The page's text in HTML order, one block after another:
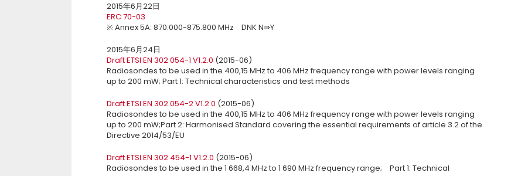
2015年6月22日
ERC 70-03
※ Annex 5A: 870.000-875.800 MHz DNK N⇒Y
2015年6月24日
Draft ETSI EN 302 054-1 V1.2.0 (2015-06)
Radiosondes to be used in the 400,15 MHz to 406 MHz frequency range with power levels ranging
up to 200 mW; Part 1: Technical characteristics and test methods
Draft ETSI EN 302 054-2 V1.2.0 (2015-06)
Radiosondes to be used in the 400,15 MHz to 406 MHz frequency range with power levels ranging
up to 200 mW;Part 2: Harmonised Standard covering the essential requirements of article 3.2 of the
Directive 2014/53/EU
Draft ETSI EN 302 454-1 V1.2.0 (2015-06)
Radiosondes to be used in the 1 668,4 MHz to 1 690 MHz frequency range; Part 1: Technical